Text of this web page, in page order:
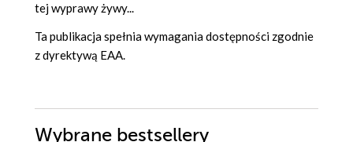
tej wyprawy żywy...
Ta publikacja spełnia wymagania dostępności zgodnie
z dyrektywą EAA.
Wybrane bestsellery